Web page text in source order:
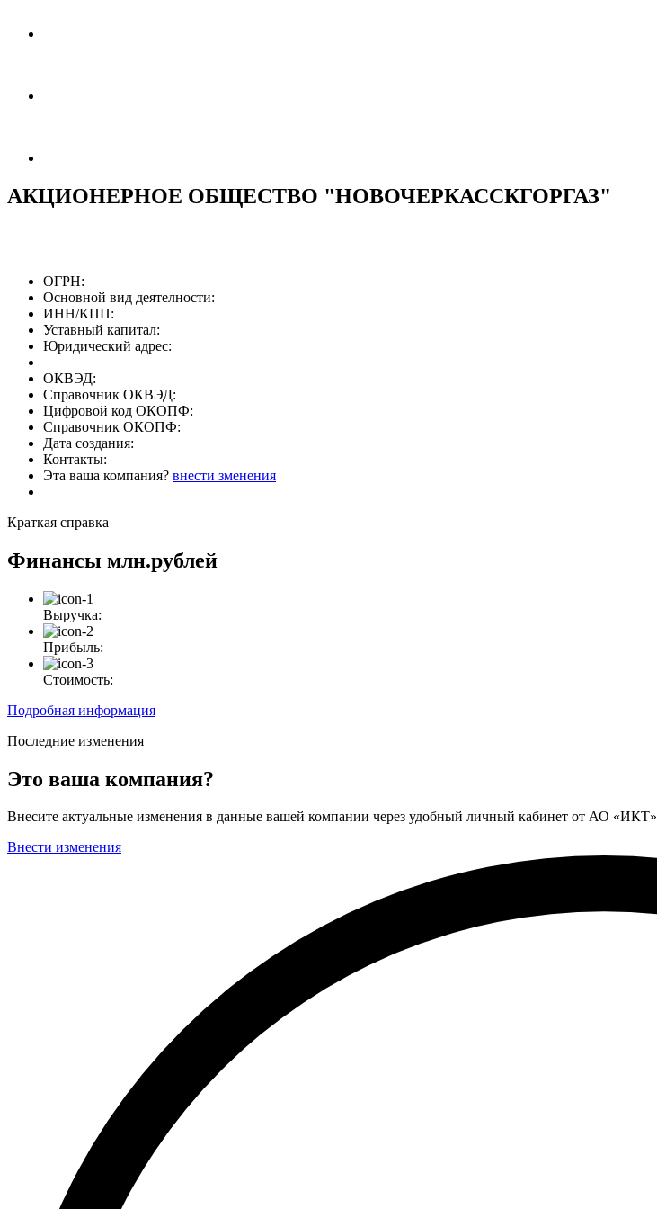
АКЦИОНЕРНОЕ ОБЩЕСТВО "НОВОЧЕРКАССКГОРГАЗ"
ОГРН:
Основной вид деятелности:
ИНН/КПП:
Уставный капитал:
Юридический адрес:
ОКВЭД:
Справочник ОКВЭД:
Цифровой код ОКОПФ:
Справочник ОКОПФ:
Дата создания:
Контакты:
Эта ваша компания? внести зменения
Краткая справка
Финансы млн.рублей
Выручка:
Прибыль:
Стоимость:
Подробная информация
Последние изменения
Это ваша компания?
Внесите актуальные изменения в данные вашей компании через удобный личный кабинет от АО «ИКТ»
Внести изменения